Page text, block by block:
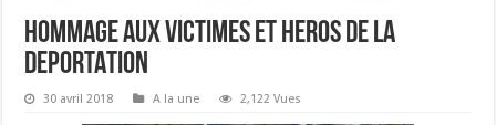
HOMMAGE AUX VICTIMES ET HEROS DE LA
DEPORTATION
30 avril 2018 A la une 2,122 Vues